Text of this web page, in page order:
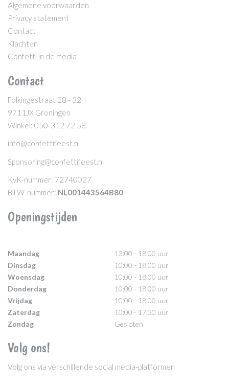
Algemene voorwaarden
Privacy statement
Contact
Klachten
Confetti in de media
Contact
Folkingestraat 28 - 32
9711JX Groningen
Winkel: 050-312 72 58
info@confettifeest.nl
Sponsoring@confettifeest.nl
KvK-nummer: 72740027
BTW-nummer: NL001443564B80
Openingstijden
Maandag
13:00 - 18:00 uur
Dinsdag
10:00 - 18:00 uur
Woensdag
10:00 - 18:00 uur
Donderdag
10:00 - 18:00 uur
Vrijdag
10:00 - 18:00 uur
Zaterdag
10:00 - 17:30 uur
Zondag
Gesloten
Volg ons!
Volg ons via verschillende social media-platformen